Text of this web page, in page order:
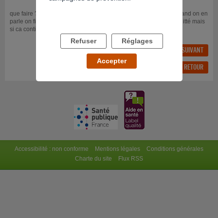
que faire ???? que faire pour qui réalise que ca nous détruit ? quand on en
parle on fini tjrs pas se faché jai meme par moment envie de le quitté mais
si ca continue cest ce qui va se passer pourtant je l aime
FIL PRÉCÉDENT FIL SUIVANT
RÉPONDRE AU FIL RETOUR
Accessibilité : non conforme Mentions légales
Conditions générales
Charte du site
Flux RSS
Refuser Réglages
Accepter